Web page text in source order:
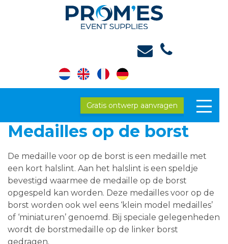
Gratis ontwerp aanvragen
Medailles op de borst
De medaille voor op de borst is een medaille met
een kort halslint. Aan het halslint is een speldje
bevestigd waarmee de medaille op de borst
opgespeld kan worden. Deze medailles voor op de
borst worden ook wel eens ‘klein model medailles’
of ‘miniaturen’ genoemd. Bij speciale gelegenheden
wordt de borstmedaille op de linker borst
gedragen.